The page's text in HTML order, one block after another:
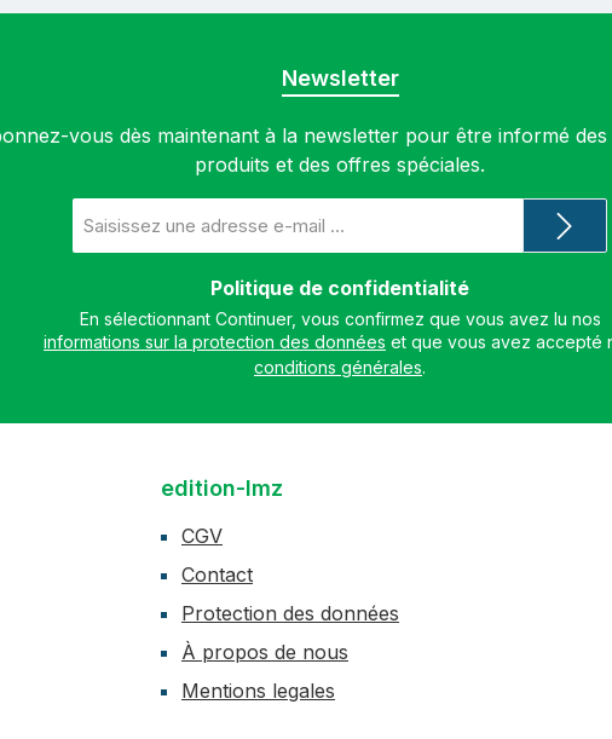
Newsletter
vous dès maintenant à la newsletter pour être informé
produits et des offres spéciales.
e-
mail
Politique de confidentialité
informations sur la protection des données
conditions générales.
edition-lmz
CGV
Contact
Protection des données
À propos de nous
Mentions legales